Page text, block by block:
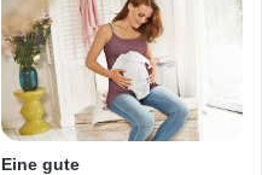
Eine gute